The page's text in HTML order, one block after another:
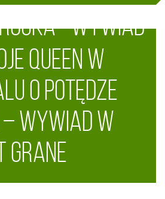
w CO
- Wywiad
Queen w
o potędze
Wywiad w
GRANE